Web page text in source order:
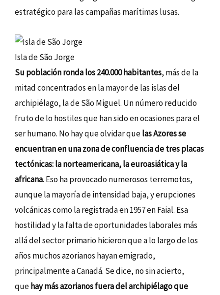
estratégico para las campañas marítimas lusas.
Isla de São Jorge
Su población ronda los 240.000 habitantes, más de la
mitad concentrados en la mayor de las islas del
archipiélago, la de São Miguel. Un número reducido
fruto de lo hostiles que han sido en ocasiones para el
ser humano. No hay que olvidar quelas Azores se
encuentran en una zona de confluencia de tres placas
tectónicas: la norteamericana, la euroasiática y la
africana. Eso ha provocado numerosos terremotos,
aunque la mayoría de intensidad baja, y erupciones
volcánicas como la registrada en 1957 en Faial. Esa
hostilidad y la falta de oportunidades laborales más
allá del sector primario hicieron que a lo largo de los
años muchos azorianos hayan emigrado,
principalmente a Canadá. Se dice, no sin acierto,
quehay más azorianos fuera del archipiélago que